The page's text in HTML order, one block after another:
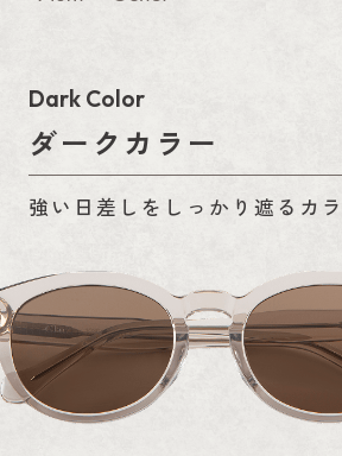
Dark Color
ダークカラー
強い日差しをしっかり遮るカ